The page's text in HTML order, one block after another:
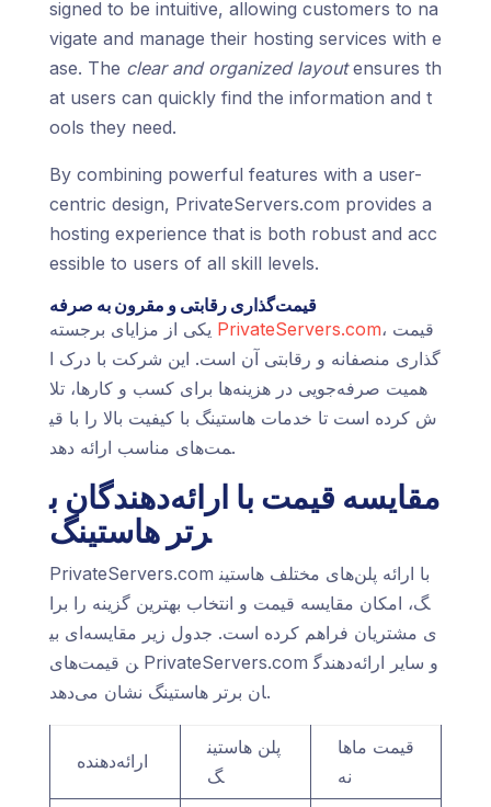
signed to be intuitive, allowing customers to na
vigate and manage their hosting services with e
ase. The clear and organized layoutensures th
at users can quickly find the information and t
ools they need.
By combining powerful features with a user-
centric design, PrivateServers.com provides a
hosting experience that is both robust and acc
essible to users of all skill levels.
قیمت‌گذاری رقابتی و مقرون به صرفه
PrivateServers.com، قیمت‌
گذاری منصفانه و رقابتی آن است. این شرکت با درک ا
همیت صرفه‌جویی در هزینه‌ها برای کسب و کارها، تلا
ش کرده است تا خدمات هاستینگ با کیفیت بالا را با قی
مت‌های مناسب ارائه دهد.
مقایسه قیمت با ارائه‌دهندگان ب
رتر هاستینگ
PrivateServers.com با ارائه پلن‌های مختلف هاستین
گ، امکان مقایسه قیمت و انتخاب بهترین گزینه را برا
ی مشتریان فراهم کرده است. جدول زیر مقایسه‌ای بی
ن قیمت‌های PrivateServers.com و سایر ارائه‌دهندگ
ان برتر هاستینگ نشان می‌دهد.
ارائه‌دهنده
پلن هاستین
گ
قیمت ماها
نه